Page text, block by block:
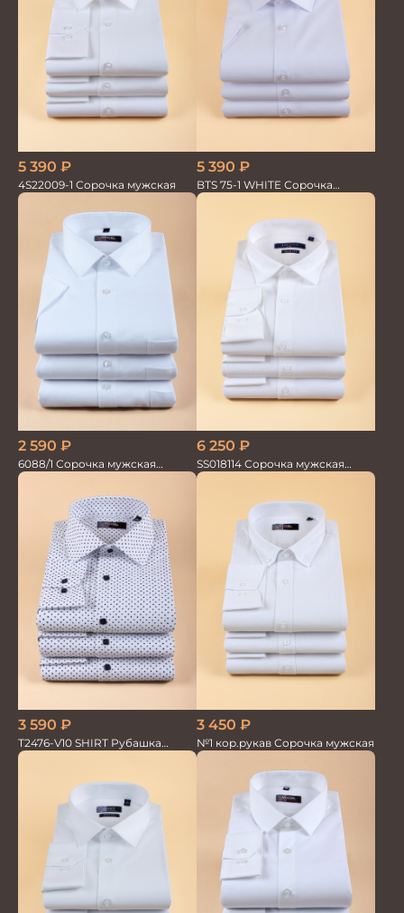
5 390 ₽
4S22009-1 Сорочка мужская
5 390 ₽
BTS 75-1 WHITE Сорочка
2 590 ₽
6088/1 Сорочка мужская
кор.рукав
6 250 ₽
SS018114 Сорочка мужская
GROSTYLE PRIME
3 590 ₽
T2476-V10 SHIRT Рубашка
мужская
3 450 ₽
№1 кор.рукав Сорочка мужская